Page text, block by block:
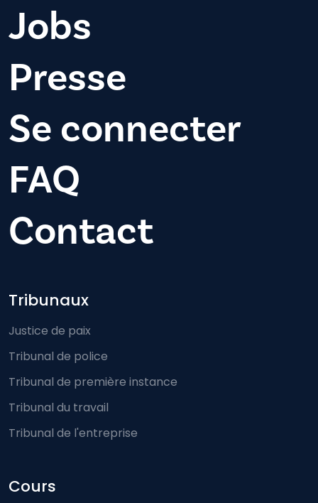
Jobs
Presse
Se connecter
FAQ
Contact
Footer-menu
Tribunaux
Justice de paix
Tribunal de police
Tribunal de première instance
Tribunal du travail
Tribunal de l'entreprise
Cours